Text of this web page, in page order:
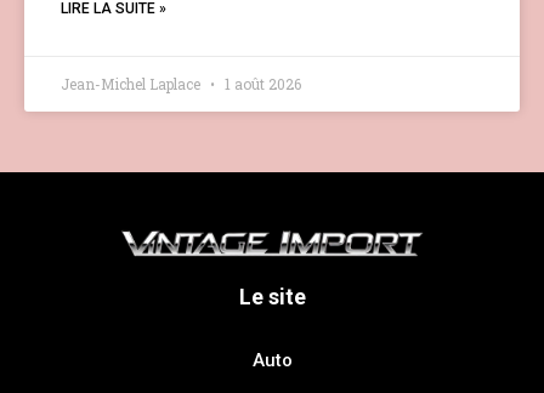
LIRE LA SUITE »
Jean-Michel Laplace 1 août 2026
Le site
Auto